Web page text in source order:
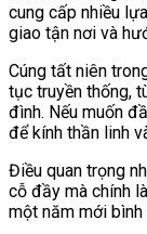
cung cấp nhiều
giao tận nơi và
Cúng tất niên
tục truyền thống,
đình. Nếu muốn
để kính thần linh
Điều quan trọng
cỗ đầy mà chính
một năm mới bình